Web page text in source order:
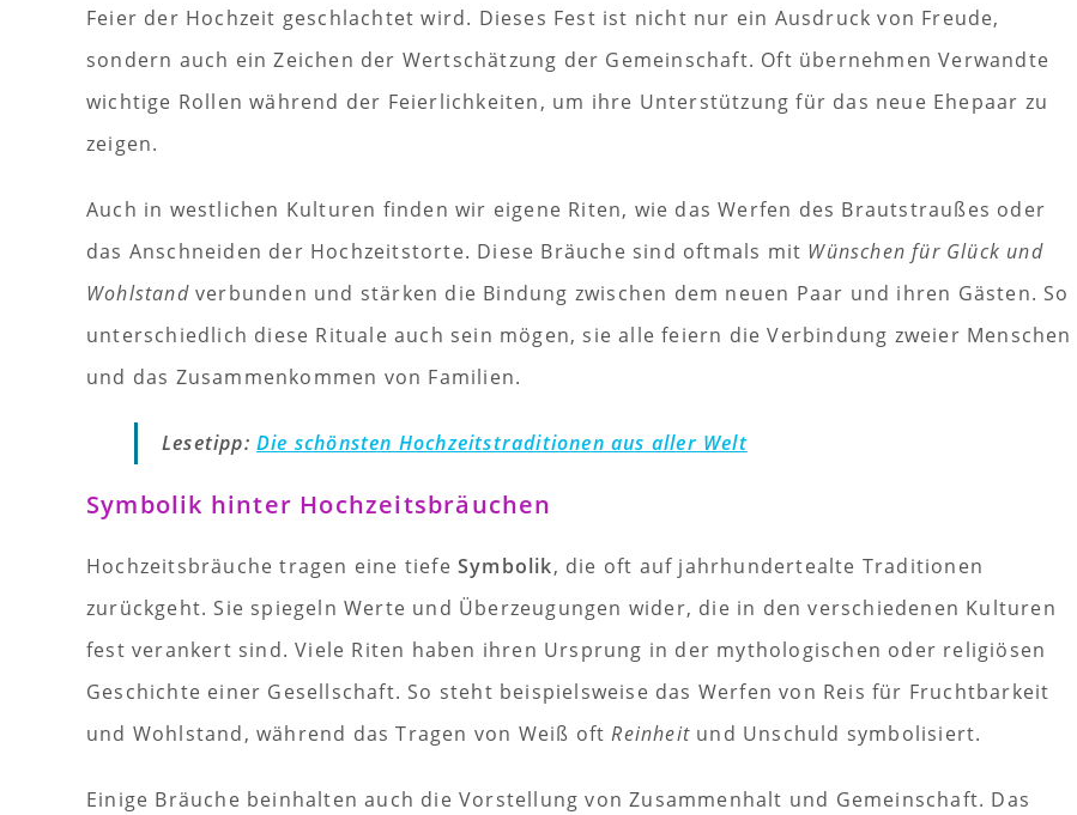
Feier der Hochzeit geschlachtet wird. Dieses Fest ist nicht nur ein Ausdruck von Freude,
sondern auch ein Zeichen der Wertschätzung der Gemeinschaft. Oft übernehmen Verwandte
wichtige Rollen während der Feierlichkeiten, um ihre Unterstützung für das neue Ehepaar zu
zeigen.
Auch in westlichen Kulturen finden wir eigene Riten, wie das Werfen des Brautstraußes oder
das Anschneiden der Hochzeitstorte. Diese Bräuche sind oftmals mit Wünschen für Glück und
Wohlstandverbunden und stärken die Bindung zwischen dem neuen Paar und ihren Gästen. So
unterschiedlich diese Rituale auch sein mögen, sie alle feiern die Verbindung zweier Menschen
und das Zusammenkommen von Familien.
Lesetipp: Die schönsten Hochzeitstraditionen aus aller Welt
Symbolik hinter Hochzeitsbräuchen
Hochzeitsbräuche tragen eine tiefe Symbolik, die oft auf jahrhundertealte Traditionen
zurückgeht. Sie spiegeln Werte und Überzeugungen wider, die in den verschiedenen Kulturen
fest verankert sind. Viele Riten haben ihren Ursprung in der mythologischen oder religiösen
Geschichte einer Gesellschaft. So steht beispielsweise das Werfen von Reis für Fruchtbarkeit
und Wohlstand, während das Tragen von Weiß oftReinheit und Unschuld symbolisiert.
Einige Bräuche beinhalten auch die Vorstellung von Zusammenhalt und Gemeinschaft. Das